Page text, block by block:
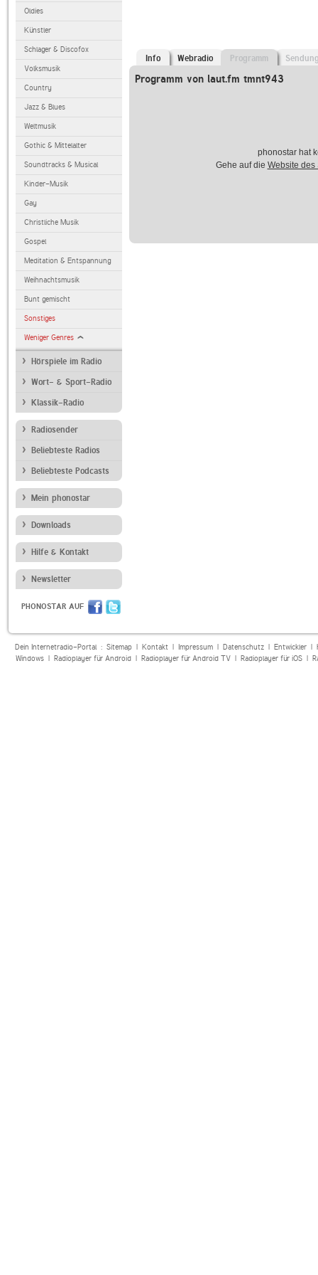
Oldies
Künstler
Schlager & Discofox
Volksmusik
Country
Jazz & Blues
Weltmusik
Gothic & Mittelalter
Soundtracks & Musical
Kinder-Musik
Gay
Christliche Musik
Gospel
Meditation & Entspannung
Weihnachtsmusik
Bunt gemischt
Sonstiges
Weniger Genres
Hörspiele im Radio
Wort- & Sport-Radio
Klassik-Radio
Radiosender
Beliebteste Radios
Beliebteste Podcasts
Mein phonostar
Downloads
Hilfe & Kontakt
Newsletter
PHONOSTAR AUF
Info Webradio Programm
Programm von laut.fm tmnt943
phonostar hat
Gehe auf die Website des
Dein Internetradio-Portal : Sitemap| Kontakt| Impressum| Datenschutz| Entwickler|
Windows| Radioplayer für Android| Radioplayer für Android TV| Radioplayer für iOS|